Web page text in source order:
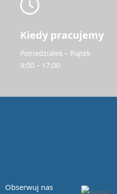
Kiedy pracujemy
Poniedziałek – Piątek
9:00 – 17:00
Obserwuj nas